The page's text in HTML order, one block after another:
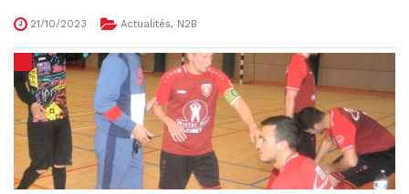
21/10/2023 Actualités, N2B